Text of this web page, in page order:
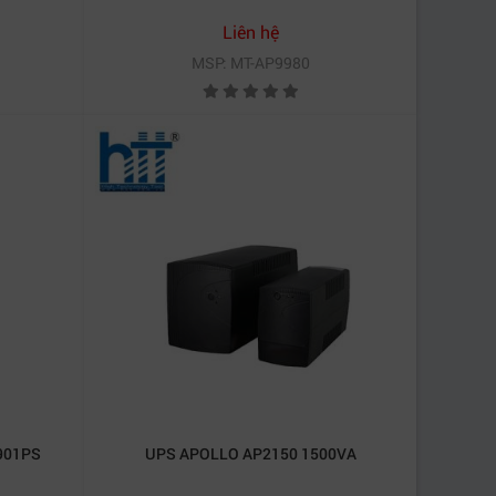
Liên hệ
MSP: MT-AP9980
UPS APOLLO AP2150 1500VA